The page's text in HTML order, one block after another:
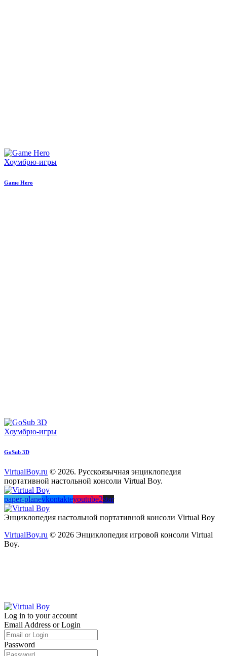
Хоумбрю-игры
Game Hero
Хоумбрю-игры
GoSub 3D
VirtualBoy.ru © 2026. Русскоязычная энциклопедия
портативной настольной консоли Virtual Boy.
paper-planevkontakteyoutube2star
Энциклопедия настольной портативной консоли Virtual Boy
VirtualBoy.ru © 2026 Энциклопедия игровой консоли Virtual
Boy.
Log in to your account
Email Address or Login
Password